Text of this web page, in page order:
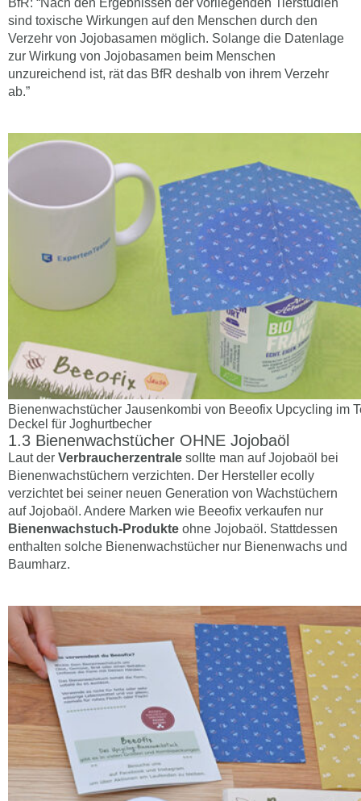
BfR: “Nach den Ergebnissen der vorliegenden Tierstudien
sind toxische Wirkungen auf den Menschen durch den
Verzehr von Jojobasamen möglich. Solange die Datenlage
zur Wirkung von Jojobasamen beim Menschen
unzureichend ist, rät das BfR deshalb von ihrem Verzehr
ab.”
Bienenwachstücher Jausenkombi von Beeofix Upcycling im
Deckel für Joghurtbecher
Bienenwachstücher OHNE Jojobaöl
Laut der Verbraucherzentrale sollte man auf Jojobaöl bei
Bienenwachstüchern verzichten. Der Hersteller ecolly
verzichtet bei seiner neuen Generation von Wachstüchern
auf Jojobaöl. Andere Marken wie Beeofix verkaufen nur
Bienenwachstuch-Produkte ohne Jojobaöl. Stattdessen
enthalten solche Bienenwachstücher nur Bienenwachs und
Baumharz.